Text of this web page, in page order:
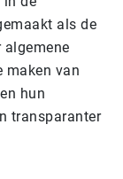
als de
algemene
maken van
hun
transparanter